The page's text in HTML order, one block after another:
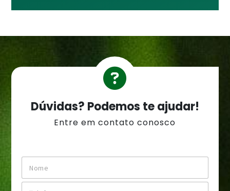
Dúvidas? Podemos te ajudar!
Entre em contato conosco
N
m
T